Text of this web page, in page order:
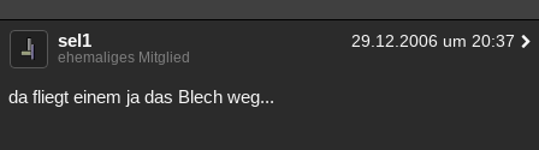
sel1 29.12.2006 um 20:37
ehemaliges Mitglied
da fliegt einem ja das Blech weg...